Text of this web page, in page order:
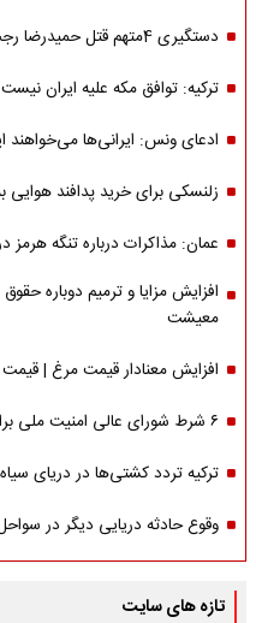
دستگیری 4متهم قتل حمیدرضا رجب‌زاده
ترکیه: توافق مکه علیه ایران نیست
ادعای ونس: ایرانی‌ها می‌خواهند
زلنسکی برای خرید پدافند هوایی
عمان: مذاکرات درباره تنگه
افزایش مزایا و ترمیم دوباره
معیشت
افزایش معنادار قیمت مرغ |
۶ شرط شورای عالی امنیت ملی برای بازگشایی تنگه هرمز
ترکیه تردد کشتی‌ها در دریای
وقوع حادثه دریایی دیگر در
تازه های سایت